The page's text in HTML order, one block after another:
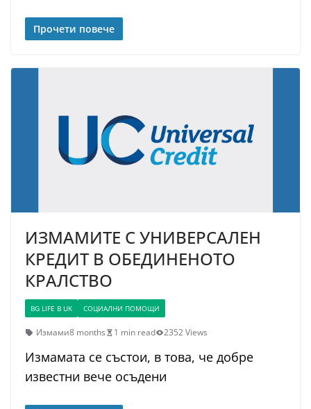
Прочети повече
ИЗМАМИТЕ С УНИВЕРСАЛЕН
КРЕДИТ В ОБЕДИНЕНОТО
КРАЛСТВО
BG LIFE В UK СОЦИАЛНИ ПОМОЩИ
Измами8 months 1 min read 2352 Views
Измамата се състои, в това, че добре
известни вече осъдени